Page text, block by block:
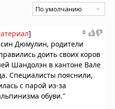
0
]
Дюмулин, родители
доить своих коров
Шандолэн в кантоне Вале
Специалисты пояснили,
с парой из-за
обуви."